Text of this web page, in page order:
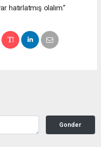
hatırlatmış olalım.”
Gonder